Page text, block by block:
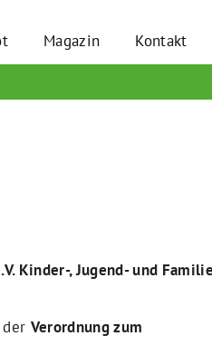
Magazin Kontakt
Kinder-, Jugend- und
Verordnung zum